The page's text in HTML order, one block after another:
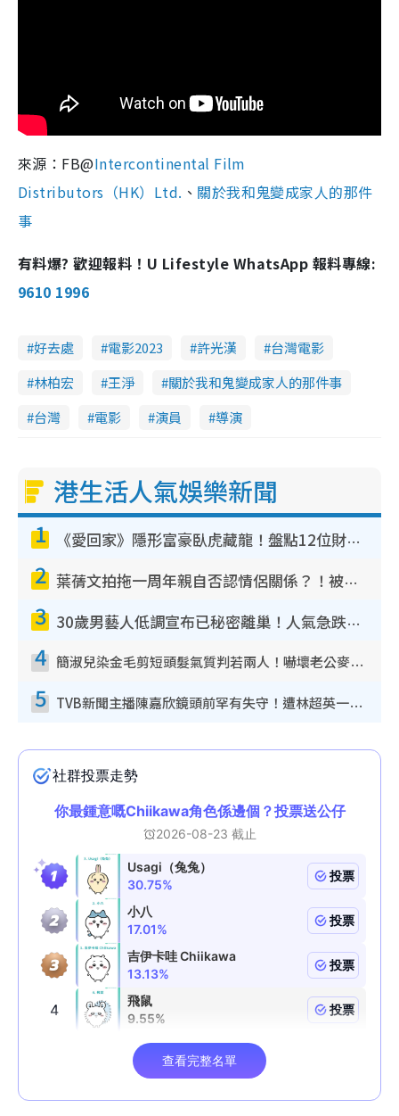
來源：FB@Intercontinental Film
Distributors（HK）Ltd. 、 關於我和鬼變成家人的那件
事
有料爆? 歡迎報料！U Lifestyle WhatsApp 報料專線:
9610 1996
好去處 電影2023 許光漢
台灣電影
林柏宏
王淨
關於我和鬼變成家人的那件事
台灣
電影 演員 導演
港生活人氣娛樂新聞
1 《愛回家》隱形富豪臥虎藏龍！盤點12位財氣逼人的有錢藝人：呢位靚女3億身家唔憂做
2 葉蒨文拍拖一周年親自否認情侶關係？！被質疑感情造假竟稱GM「普通同事」
3 30歲男藝人低調宣布已秘密離巢！人氣急跌變失蹤人口︰「這幾年過得並不容易」
4 簡淑兒染金毛剪短頭髮氣質判若兩人！嚇壞老公麥大力都認唔出：「你做咩事？」
5 TVB新聞主播陳嘉欣鏡頭前罕有失守！遭林超英一句說話突襲嚇親當場大笑